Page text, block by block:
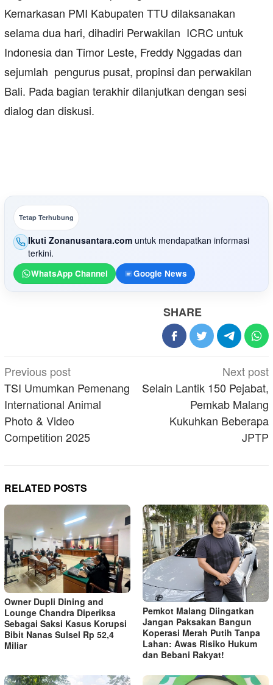
Kemarkasan PMI Kabupaten TTU dilaksanakan
selama dua hari, dihadiri Perwakilan ICRC untuk
Indonesia dan Timor Leste, Freddy Nggadas dan
sejumlah pengurus pusat, propinsi dan perwakilan
Bali. Pada bagian terakhir dilanjutkan dengan sesi
dialog dan diskusi.
Tetap Terhubung
Ikuti Zonanusantara.com untuk mendapatkan informasi
terkini.
WhatsApp Channel Google News
SHARE
Post
navigation
Previous post
TSI Umumkan Pemenang
International Animal
Photo & Video
Competition 2025
Next post
Selain Lantik 150 Pejabat,
Pemkab Malang
Kukuhkan Beberapa
JPTP
RELATED POSTS
Owner Dupli Dining and
Lounge Chandra Diperiksa
Sebagai Saksi Kasus Korupsi
Bibit Nanas Sulsel Rp 52,4
Miliar
Pemkot Malang Diingatkan
Jangan Paksakan Bangun
Koperasi Merah Putih Tanpa
Lahan: Awas Risiko Hukum
dan Bebani Rakyat!